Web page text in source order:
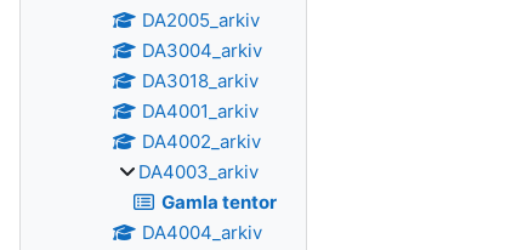
DA2005_arkiv
DA3004_arkiv
DA3018_arkiv
DA4001_arkiv
DA4002_arkiv
DA4003_arkiv
Gamla tentor
DA4004_arkiv